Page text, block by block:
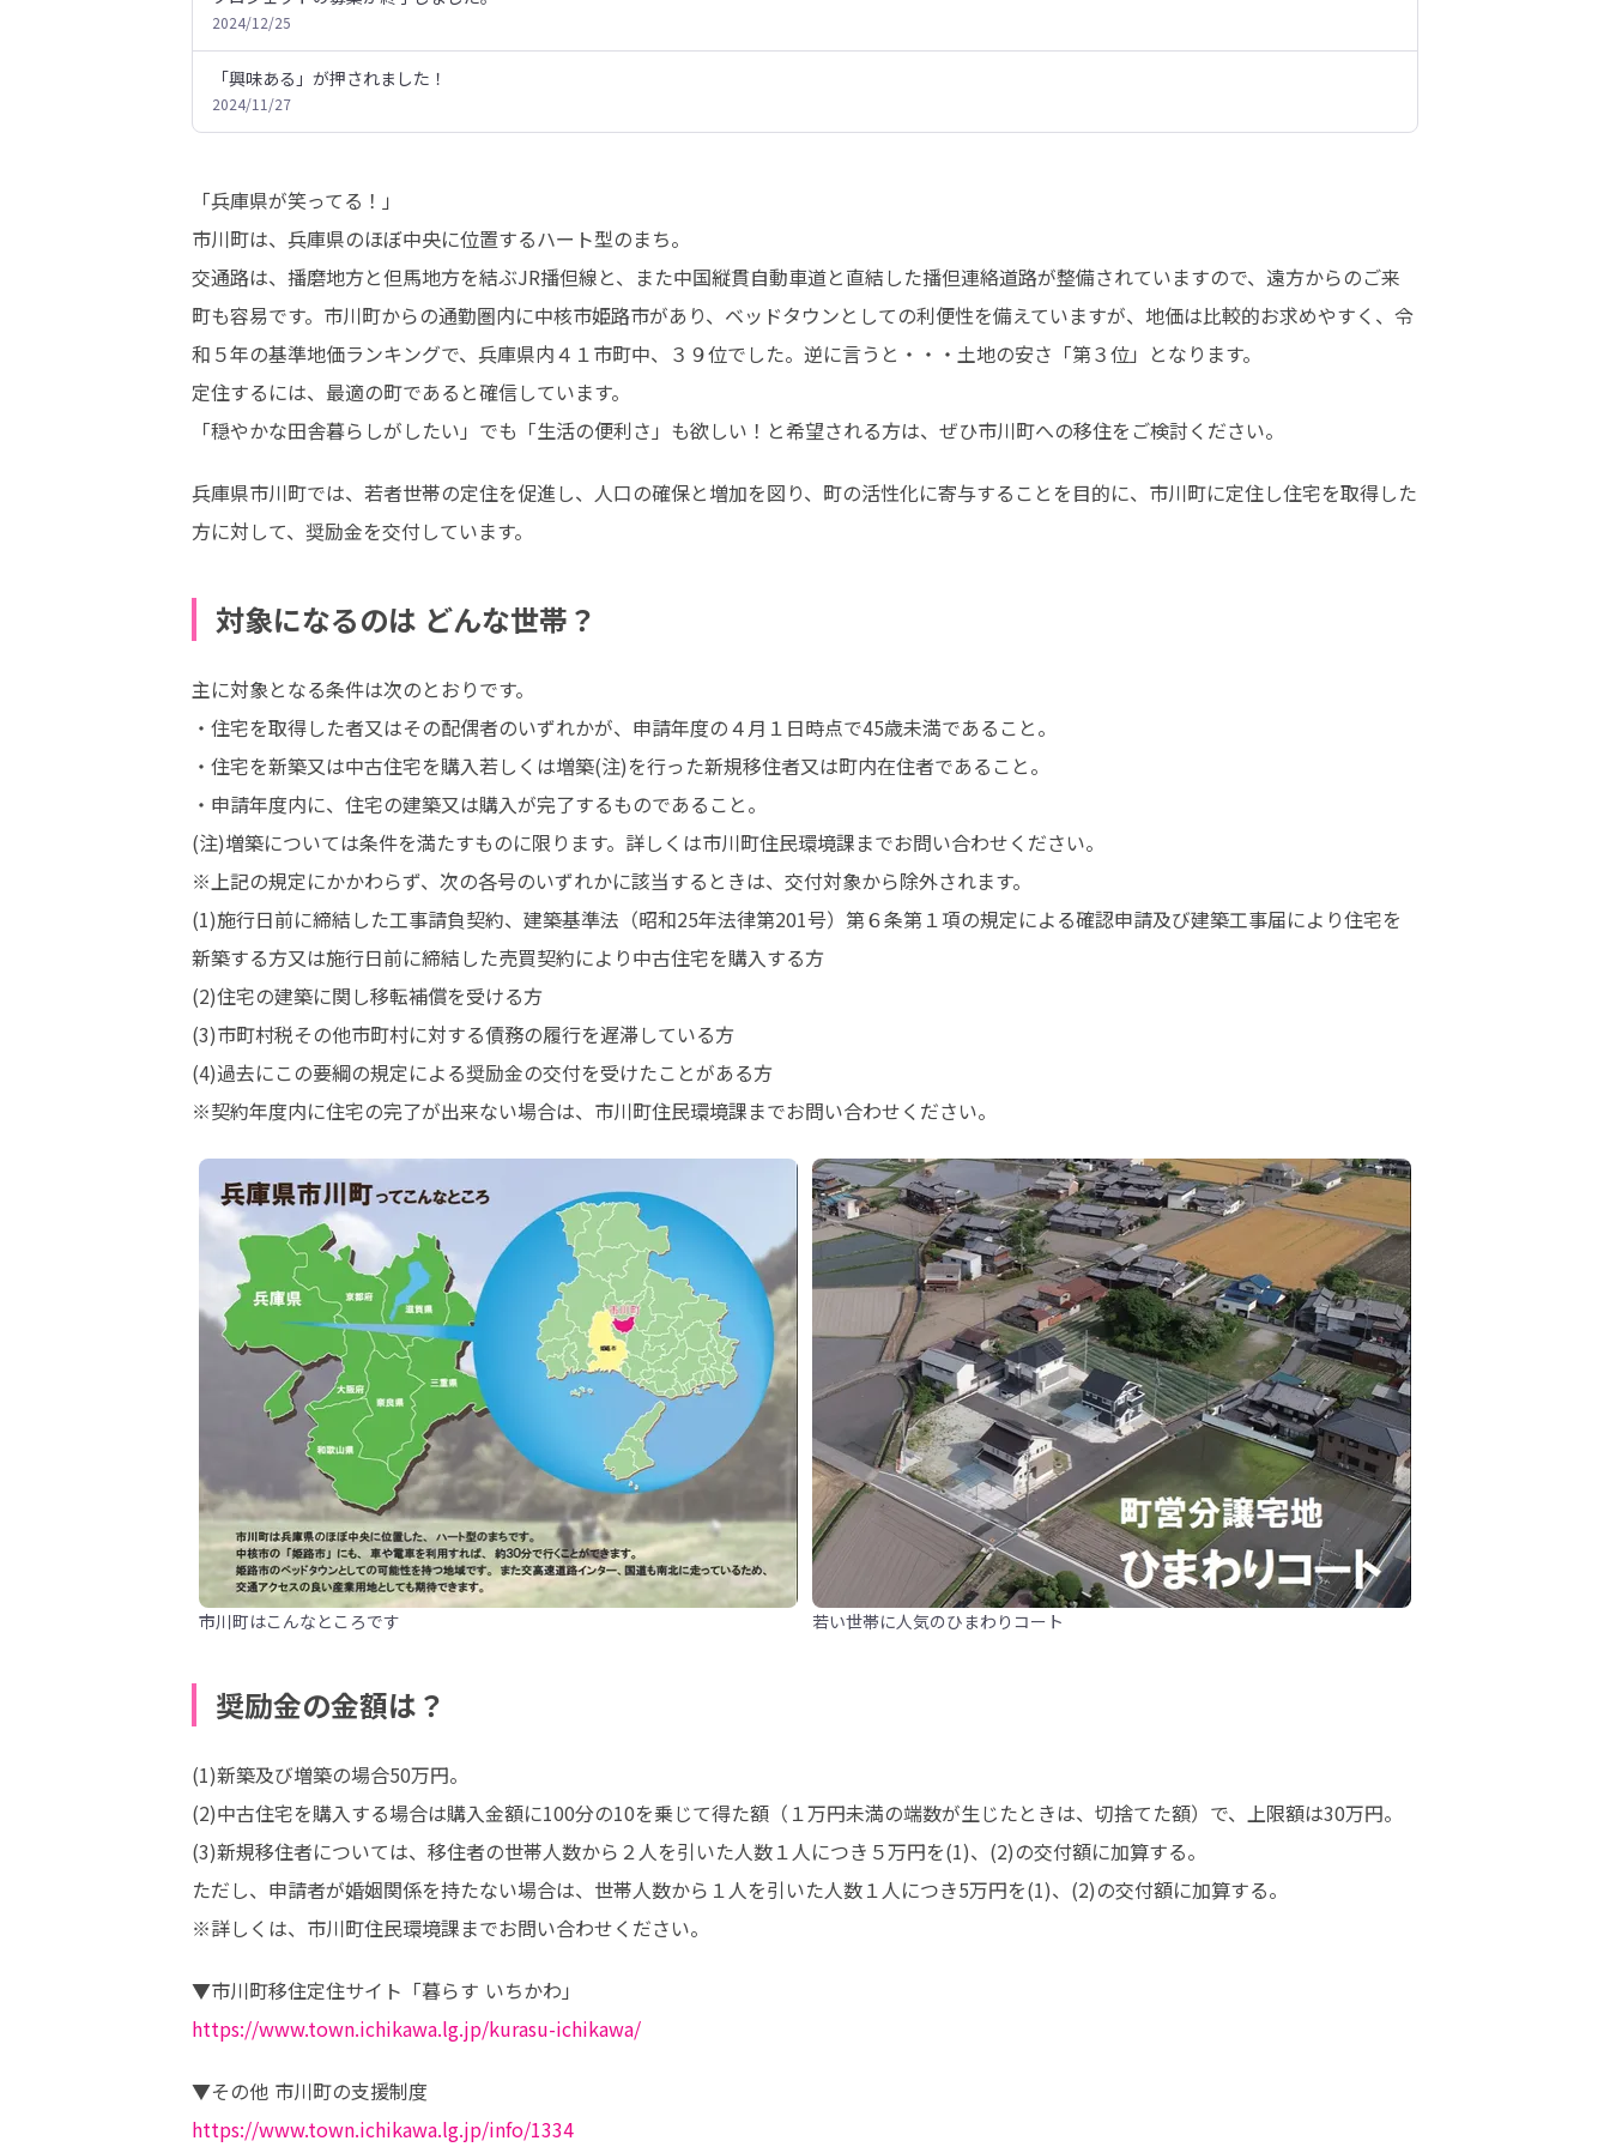
2024/12/25
「興味ある」が押されました！
2024/11/27
「兵庫県が笑ってる！」
市川町は、兵庫県のほぼ中央に位置するハート型のまち。
交通路は、播磨地方と但馬地方を結ぶJR播但線と、また中国縦貫自動車道と直結した播但連絡道路が整備されていますので、遠方からのご来
町も容易です。市川町からの通勤圏内に中核市姫路市があり、ベッドタウンとしての利便性を備えていますが、地価は比較的お求めやすく、令
和５年の基準地価ランキングで、兵庫県内４１市町中、３９位でした。逆に言うと・・・土地の安さ「第３位」となります。
定住するには、最適の町であると確信しています。
「穏やかな田舎暮らしがしたい」でも「生活の便利さ」も欲しい！と希望される方は、ぜひ市川町への移住をご検討ください。
兵庫県市川町では、若者世帯の定住を促進し、人口の確保と増加を図り、町の活性化に寄与することを目的に、市川町に定住し住宅を取得した
方に対して、奨励金を交付しています。
対象になるのは どんな世帯？
主に対象となる条件は次のとおりです。
・住宅を取得した者又はその配偶者のいずれかが、申請年度の４月１日時点で45歳未満であること。
・住宅を新築又は中古住宅を購入若しくは増築(注)を行った新規移住者又は町内在住者であること。
・申請年度内に、住宅の建築又は購入が完了するものであること。
(注)増築については条件を満たすものに限ります。詳しくは市川町住民環境課までお問い合わせください。
※上記の規定にかかわらず、次の各号のいずれかに該当するときは、交付対象から除外されます。
(1)施行日前に締結した工事請負契約、建築基準法（昭和25年法律第201号）第６条第１項の規定による確認申請及び建築工事届により住宅を
新築する方又は施行日前に締結した売買契約により中古住宅を購入する方
(2)住宅の建築に関し移転補償を受ける方
(3)市町村税その他市町村に対する債務の履行を遅滞している方
(4)過去にこの要綱の規定による奨励金の交付を受けたことがある方
※契約年度内に住宅の完了が出来ない場合は、市川町住民環境課までお問い合わせください。
市川町はこんなところです 若い世帯に人気のひまわりコート
奨励金の金額は？
(1)新築及び増築の場合50万円。
(2)中古住宅を購入する場合は購入金額に100分の10を乗じて得た額（１万円未満の端数が生じたときは、切捨てた額）で、上限額は30万円。
(3)新規移住者については、移住者の世帯人数から２人を引いた人数１人につき５万円を(1)、(2)の交付額に加算する。
ただし、申請者が婚姻関係を持たない場合は、世帯人数から１人を引いた人数１人につき5万円を(1)、(2)の交付額に加算する。
※詳しくは、市川町住民環境課までお問い合わせください。
https://www.town.ichikawa.lg.jp/kurasu-ichikawa/
https://www.town.ichikawa.lg.jp/info/1334